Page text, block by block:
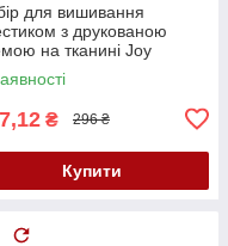
для вишивання
з друкованою
на тканині Joy
Насолоджуйся
R748
₴ 296 ₴
Купити